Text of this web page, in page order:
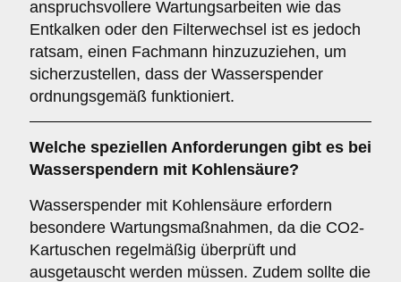
anspruchsvollere Wartungsarbeiten wie das
Entkalken oder den Filterwechsel ist es jedoch
ratsam, einen Fachmann hinzuzuziehen, um
sicherzustellen, dass der Wasserspender
ordnungsgemäß funktioniert.
Welche speziellen Anforderungen gibt es bei
Wasserspendern mit Kohlensäure?
Wasserspender mit Kohlensäure erfordern
besondere Wartungsmaßnahmen, da die CO2-
Kartuschen regelmäßig überprüft und
ausgetauscht werden müssen. Zudem sollte die